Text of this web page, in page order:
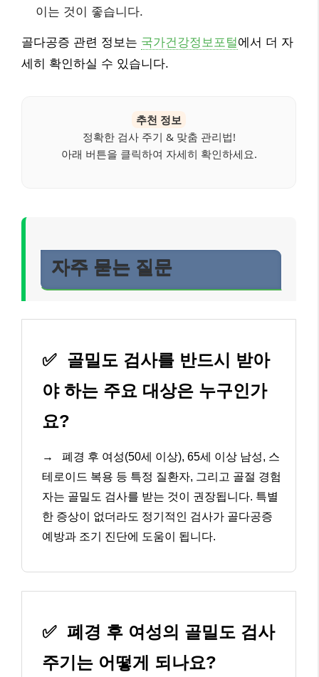
이는 것이 좋습니다.
골다공증 관련 정보는 국가건강정보포털에서 더 자
세히 확인하실 수 있습니다.
추천 정보
정확한 검사 주기 & 맞춤 관리법!
아래 버튼을 클릭하여 자세히 확인하세요.
자주 묻는 질문
✅ 골밀도 검사를 반드시 받아
야 하는 주요 대상은 누구인가
요?
→
폐경 후 여성(50세 이상), 65세 이상 남성, 스
테로이드 복용 등 특정 질환자, 그리고 골절 경험
자는 골밀도 검사를 받는 것이 권장됩니다. 특별
한 증상이 없더라도 정기적인 검사가 골다공증
예방과 조기 진단에 도움이 됩니다.
✅ 폐경 후 여성의 골밀도 검사
주기는 어떻게 되나요?